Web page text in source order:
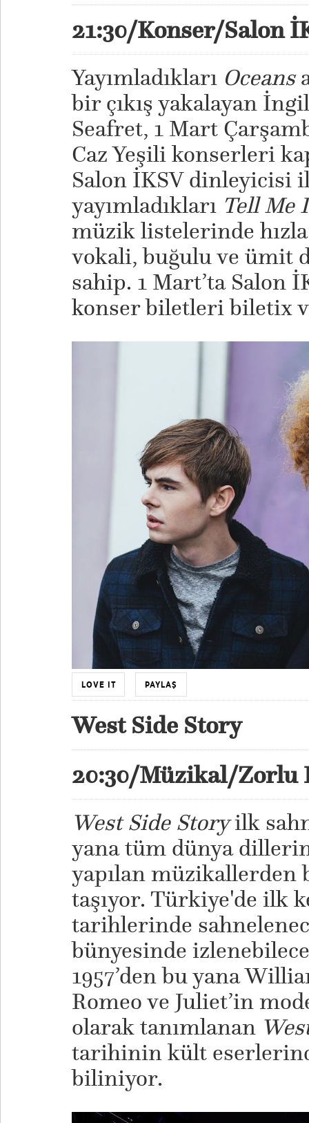
21:30/Konser/Salon
Yayımladıkları Oceans
bir çıkış yakalayan
Seafret, 1 Mart
Caz Yeşili konserleri
Salon İKSV dinleyicisi
yayımladıkları Tell Me
müzik listelerinde
vokali, buğulu ve ümit
sahip. 1 Mart’ta Salon
konser biletleri biletix
LOVE IT PAYLAŞ
West Side Story
20:30/Müzikal/Zorlu
West Side Storyilk
yana tüm dünya
yapılan
taşıyor. Türkiye'de ilk
tarihlerinde
bünyesinde
1957’den bu yana
Romeo ve Juliet’in
olarak tanımlanan
tarihinin kült
biliniyor.